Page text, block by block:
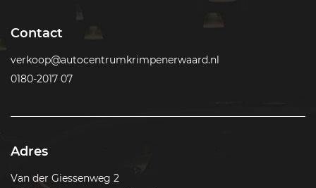
Contact
verkoop@autocentrumkrimpenerwaard.nl
0180-2017 07
Adres
Van der Giessenweg 2